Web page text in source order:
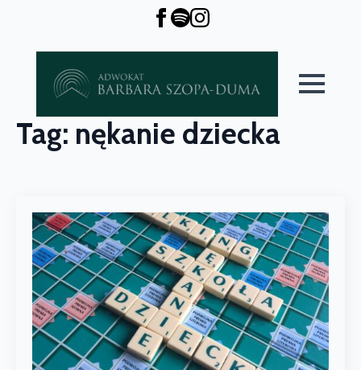
Tag: nękanie dziecka